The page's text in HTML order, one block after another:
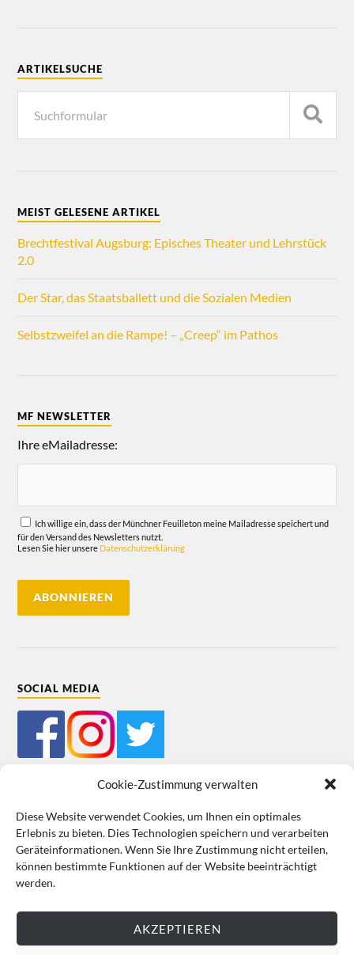
Cookie-Zustimmung verwalten
Diese Website verwendet Cookies, um Ihnen ein optimales
Erlebnis zu bieten. Dies Technologien speichern und verarbeiten
Geräteinformationen. Wenn Sie Ihre Zustimmung nicht erteilen,
können bestimmte Funktionen auf der Website beeinträchtigt
werden.
AKZEPTIEREN
ARTIKELSUCHE
MEIST GELESENE ARTIKEL
Brechtfestival Augsburg: Episches Theater und Lehrstück
2.0
Der Star, das Staatsballett und die Sozialen Medien
Selbstzweifel an die Rampe! – „Creep“ im Pathos
MF NEWSLETTER
Ihre eMailadresse:
Ich willige ein, dass der Münchner Feuilleton meine Mailadresse speichert und
für den Versand des Newsletters nutzt.
Lesen Sie hier unsere Datenschutzerklärung
SOCIAL MEDIA
Mein Bestellkonto Kundeninformationen Datenschutz
Cookie-Richtlinie (EU) Impressum
VERTRAG WIDERRUFEN